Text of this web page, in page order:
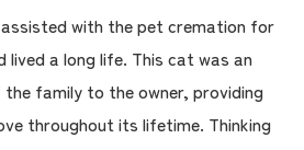
assisted with the pet cremation for
lived a long life. This cat was an
family to the owner, providing
throughout its lifetime. Thinking